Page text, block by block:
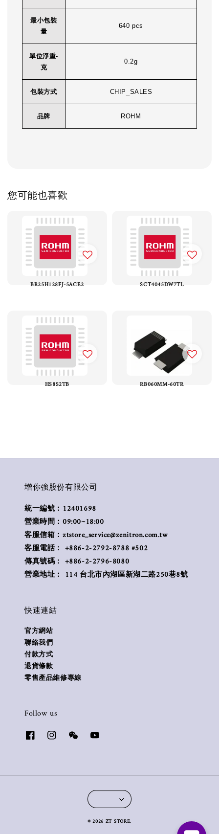
最小包裝
量
640 pcs
單位淨重-
克
0.2g
包裝方式 CHIP_SALES
品牌 ROHM
您可能也喜歡
BR25H128FJ-5ACE2 SCT4045DW7TL
HS8S2TB RB060MM-60TR
增你強股份有限公司
統一編號：12401698
營業時間：09:00~18:00
客服信箱：ztstore_service@zenitron.com.tw
客服電話： +886-2-2792-8788 #502
傳真號碼： +886-2-2796-8080
營業地址： 114 台北市內湖區新湖二路250巷8號
快速連結
官方網站
聯絡我們
付款方式
退貨條款
零售產品維修專線
Follow us
© 2026 ZT STORE.